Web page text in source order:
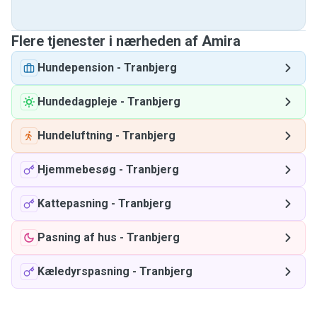
Flere tjenester i nærheden af ​​Amira
Hundepension - Tranbjerg
Hundedagpleje - Tranbjerg
Hundeluftning - Tranbjerg
Hjemmebesøg - Tranbjerg
Kattepasning - Tranbjerg
Pasning af hus - Tranbjerg
Kæledyrspasning - Tranbjerg